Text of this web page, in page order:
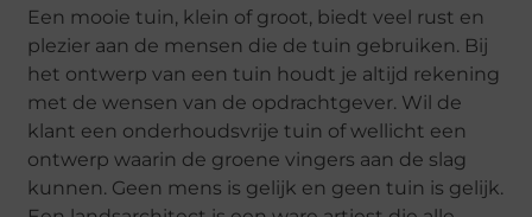
Een mooie tuin, klein of groot, biedt veel rust en
plezier aan de mensen die de tuin gebruiken. Bij
het ontwerp van een tuin houdt je altijd rekening
met de wensen van de opdrachtgever. Wil de
klant een onderhoudsvrije tuin of wellicht een
ontwerp waarin de groene vingers aan de slag
kunnen. Geen mens is gelijk en geen tuin is gelijk.